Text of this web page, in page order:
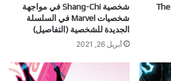
تفاصيل جديدة عن سلسلة The
شخصية Shang-Chi في مواجهة
شخصيات Marvel في السلسلة
الجديدة للشخصية (التفاصيل)
أبريل 26, 2021